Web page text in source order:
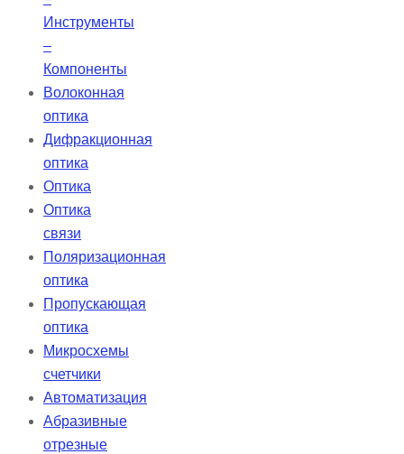
Инструменты
–
Компоненты
Волоконная
оптика
Дифракционная
оптика
Оптика
Оптика
связи
Поляризационная
оптика
Пропускающая
оптика
Микросхемы
счетчики
Автоматизация
Абразивные
отрезные